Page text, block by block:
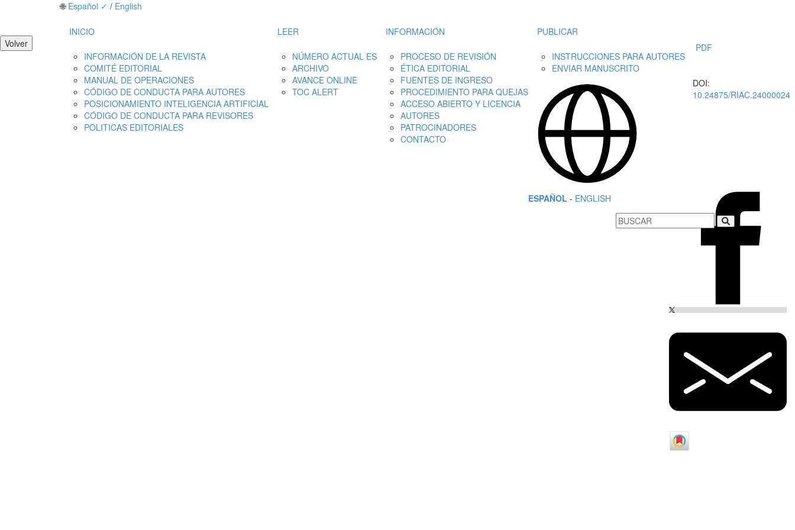
🌐 Español ✓ / English
INICIO
INFORMACIÓN DE LA REVISTA
COMITÉ EDITORIAL
MANUAL DE OPERACIONES
CÓDIGO DE CONDUCTA PARA AUTORES
POSICIONAMIENTO INTELIGENCIA ARTIFICIAL
CÓDIGO DE CONDUCTA PARA REVISORES
POLITICAS EDITORIALES
LEER
NÚMERO ACTUAL ES
ARCHIVO
AVANCE ONLINE
TOC ALERT
INFORMACIÓN
PROCESO DE REVISIÓN
ÉTICA EDITORIAL
FUENTES DE INGRESO
PROCEDIMIENTO PARA QUEJAS
ACCESO ABIERTO Y LICENCIA
AUTORES
PATROCINADORES
CONTACTO
PUBLICAR
INSTRUCCIONES PARA AUTORES
ENVIAR MANUSCRITO
ESPAÑOL - ENGLISH
PDF
DOI:
10.24875/RIAC.24000024